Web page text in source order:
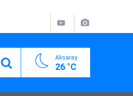
Aksaray
26 °C